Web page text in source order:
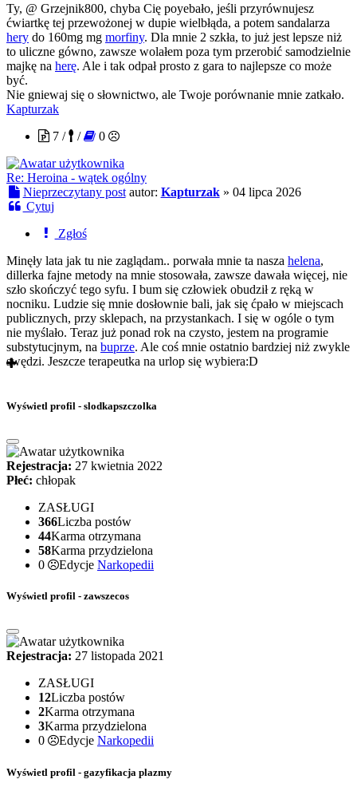
Ty, @ Grzejnik800, chyba Cię poyebało, jeśli przyrównujesz
ćwiartkę tej przewożonej w dupie wielbłąda, a potem sandalarza
hery do 160mg mg morfiny. Dla mnie 2 szkła, to już jest lepsze niż
to uliczne gówno, zawsze wolałem poza tym przerobić samodzielnie
majkę na herę. Ale i tak odpał prosto z gara to najlepsze co może
być.
Nie gniewaj się o słownictwo, ale Twoje porównanie mnie zatkało.
Kapturzak
7 /
/ 0
Re: Heroina - wątek ogólny
Nieprzeczytany post autor: Kapturzak» 04 lipca 2026
Cytuj
Zgłoś
Minęły lata jak tu nie zaglądam.. porwała mnie ta nasza helena,
dillerka fajne metody na mnie stosowała, zawsze dawała więcej, nie
szło skończyć tego syfu. I bum się człowiek obudził z ręką w
nocniku. Ludzie się mnie dosłownie bali, jak się ćpało w miejscach
publicznych, przy sklepach, na przystankach. I się w ogóle o tym
nie myślało. Teraz już ponad rok na czysto, jestem na programie
substytucjnym, na buprze. Ale coś mnie ostatnio bardziej niż zwykle
swędzi. Jeszcze terapeutka na urlop się wybiera:D
Wyświetl profil - slodkapszczolka
Rejestracja: 27 kwietnia 2022
Płeć: chłopak
ZASŁUGI
366Liczba postów
44Karma otrzymana
58Karma przydzielona
0
Edycje Narkopedii
Wyświetl profil - zawszecos
Rejestracja: 27 listopada 2021
ZASŁUGI
12Liczba postów
2Karma otrzymana
3Karma przydzielona
0
Edycje Narkopedii
Wyświetl profil - gazyfikacja plazmy